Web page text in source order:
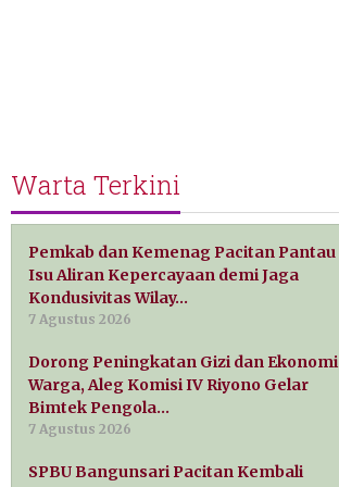
Warta Terkini
Pemkab dan Kemenag Pacitan Pantau
Isu Aliran Kepercayaan demi Jaga
Kondusivitas Wilay…
7 Agustus 2026
Dorong Peningkatan Gizi dan Ekonomi
Warga, Aleg Komisi IV Riyono Gelar
Bimtek Pengola…
7 Agustus 2026
SPBU Bangunsari Pacitan Kembali